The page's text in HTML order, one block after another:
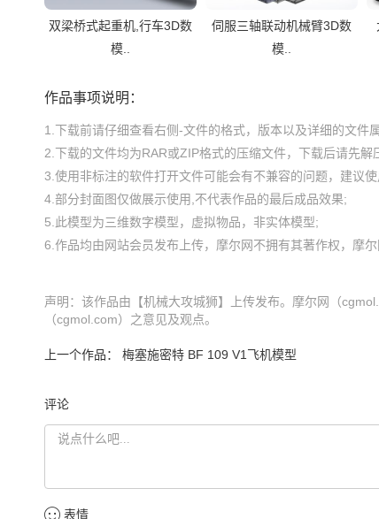
双梁桥式起重机,行车3D数
模..
伺服三轴联动机械臂3D数
模..
作品事项说明：
1.下载前请仔细查看右侧-文件的格式，版本以及详细的文件
2.下载的文件均为RAR或ZIP格式的压缩文件，下载后请先解
3.使用非标注的软件打开文件可能会有不兼容的问题，建议
4.部分封面图仅做展示使用,不代表作品的最后成品效果;
5.此模型为三维数字模型，虚拟物品，非实体模型;
声明：该作品由【机械大攻城狮】上传发布。摩尔网（
（cgmol.com）之意见及观点。
上一个作品： 梅塞施密特 BF 109 V1飞机模型
评论
表情